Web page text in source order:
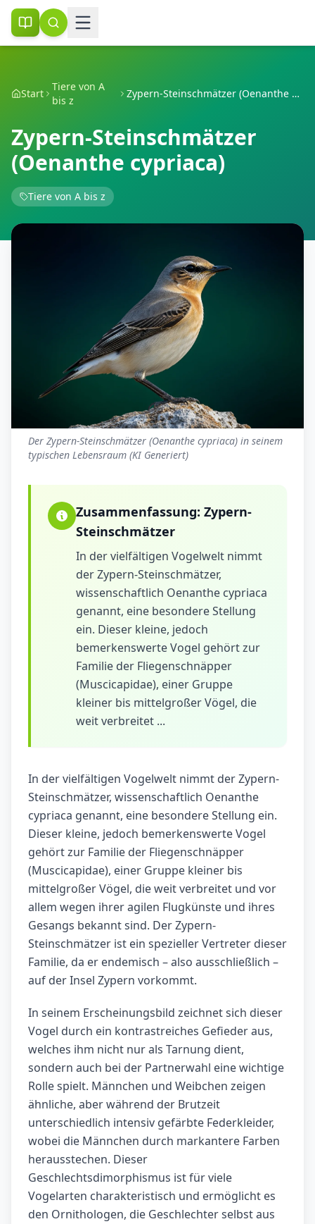
Start
Tiere von A
bis z
Zypern-Steinschmätzer (Oenanthe cypriaca)
Zypern-Steinschmätzer
(Oenanthe cypriaca)
Tiere von A bis z
Der Zypern-Steinschmätzer (Oenanthe cypriaca) in seinem
typischen Lebensraum (KI Generiert)
Zusammenfassung: Zypern-
Steinschmätzer
In der vielfältigen Vogelwelt nimmt
der Zypern-Steinschmätzer,
wissenschaftlich Oenanthe cypriaca
genannt, eine besondere Stellung
ein. Dieser kleine, jedoch
bemerkenswerte Vogel gehört zur
Familie der Fliegenschnäpper
(Muscicapidae), einer Gruppe
kleiner bis mittelgroßer Vögel, die
weit verbreitet ...
In der vielfältigen Vogelwelt nimmt der Zypern-
Steinschmätzer, wissenschaftlich Oenanthe
cypriaca genannt, eine besondere Stellung ein.
Dieser kleine, jedoch bemerkenswerte Vogel
gehört zur Familie der Fliegenschnäpper
(Muscicapidae), einer Gruppe kleiner bis
mittelgroßer Vögel, die weit verbreitet und vor
allem wegen ihrer agilen Flugkünste und ihres
Gesangs bekannt sind. Der Zypern-
Steinschmätzer ist ein spezieller Vertreter dieser
Familie, da er endemisch – also ausschließlich –
auf der Insel Zypern vorkommt.
In seinem Erscheinungsbild zeichnet sich dieser
Vogel durch ein kontrastreiches Gefieder aus,
welches ihm nicht nur als Tarnung dient,
sondern auch bei der Partnerwahl eine wichtige
Rolle spielt. Männchen und Weibchen zeigen
ähnliche, aber während der Brutzeit
unterschiedlich intensiv gefärbte Federkleider,
wobei die Männchen durch markantere Farben
herausstechen. Dieser
Geschlechtsdimorphismus ist für viele
Vogelarten charakteristisch und ermöglicht es
den Ornithologen, die Geschlechter selbst aus